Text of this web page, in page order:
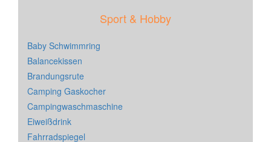
Sport & Hobby
Baby Schwimmring
Balancekissen
Brandungsrute
Camping Gaskocher
Campingwaschmaschine
Eiweißdrink
Fahrradspiegel